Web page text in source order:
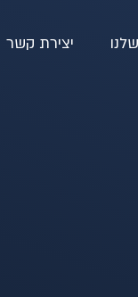
יצירת קשר